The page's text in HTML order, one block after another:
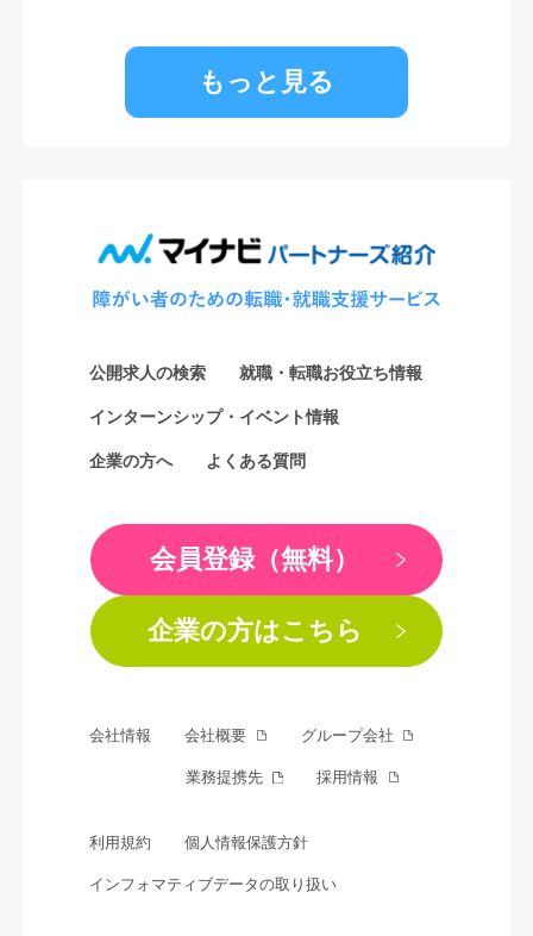
もっと見る
公開求人の検索 就職・転職お役立ち情報
インターンシップ・イベント情報
企業の方へ よくある質問
会員登録（無料）
企業の方はこちら
会社情報 会社概要 グループ会社
業務提携先 採用情報
利用規約 個人情報保護方針
インフォマティブデータの取り扱い